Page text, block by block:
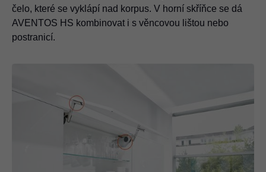
čelo, které se vyklápí nad korpus. V horní skříňce se dá
AVENTOS HS kombinovat i s věncovou lištou nebo
postranicí.